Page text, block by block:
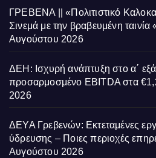
ΓΡΕΒΕΝΑ || «Πολιτιστικό
Σινεμά με την βραβευμένη
Αυγούστου 2026
ΔΕΗ: Ισχυρή ανάπτυξη στο α΄
προσαρμοσμένο EBITDA στα
2026
ΔΕΥΑ Γρεβενών: Εκτεταμένες
ύδρευσης – Ποιες περιοχές
Αυγούστου 2026